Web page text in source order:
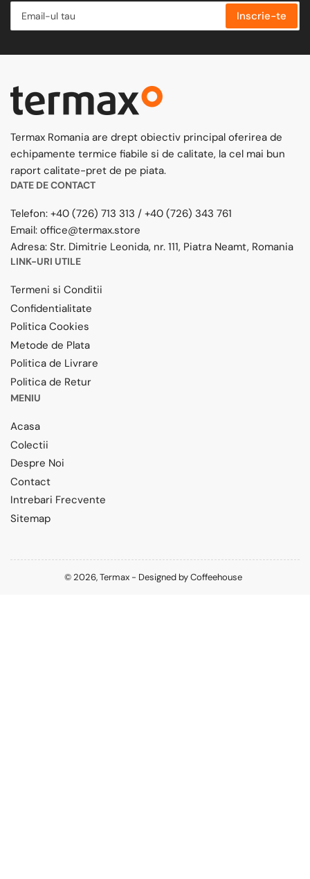
Inscrie-te
Termax Romania are drept obiectiv principal oferirea de
echipamente termice fiabile si de calitate, la cel mai bun
raport calitate-pret de pe piata.
DATE DE CONTACT
Telefon: +40 (726) 713 313 / +40 (726) 343 761
Email: office@termax.store
Adresa: Str. Dimitrie Leonida, nr. 111, Piatra Neamt, Romania
LINK-URI UTILE
Termeni si Conditii
Confidentialitate
Politica Cookies
Metode de Plata
Politica de Livrare
Politica de Retur
MENIU
Acasa
Colectii
Despre Noi
Contact
Intrebari Frecvente
Sitemap
© 2026,Termax- Designed byCoffeehouse